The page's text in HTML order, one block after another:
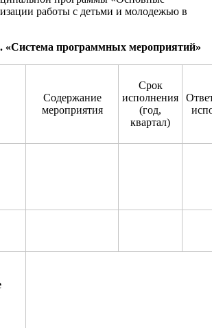
работы с детьми и молодежью в
. «Система программных мероприятий»
Содержание
мероприятия
Срок
исполнения
(год,
квартал)